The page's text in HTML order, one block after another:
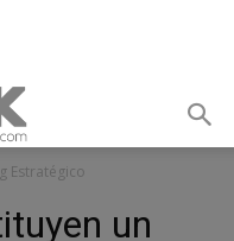
Estratégico
un